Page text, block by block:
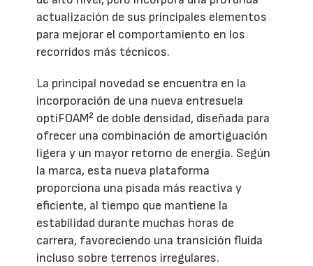
actualización de sus principales elementos
para mejorar el comportamiento en los
recorridos más técnicos.
La principal novedad se encuentra en la
incorporación de una nueva entresuela
optiFOAM² de doble densidad, diseñada para
ofrecer una combinación de amortiguación
ligera y un mayor retorno de energía. Según
la marca, esta nueva plataforma
proporciona una pisada más reactiva y
eficiente, al tiempo que mantiene la
estabilidad durante muchas horas de
carrera, favoreciendo una transición fluida
incluso sobre terrenos irregulares.